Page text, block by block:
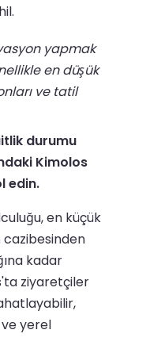
yapmak
en düşük
ve tatil
durumu
Kimolos
edin.
en küçük
cazibesinden
kadar
ziyaretçiler
ve yerel